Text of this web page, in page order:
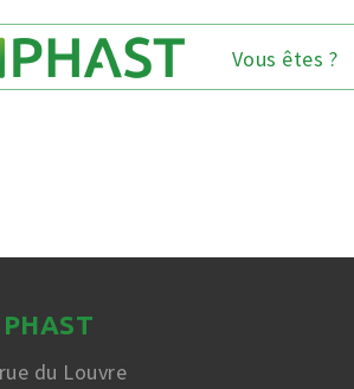
Vous êtes ?
PHAST
du Louvre